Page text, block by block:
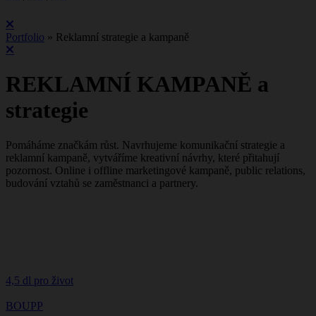
Portfolio » Reklamní strategie a kampaně
REKLAMNÍ KAMPANĚ a
strategie
Pomáháme značkám růst. Navrhujeme komunikační strategie a
reklamní kampaně, vytváříme kreativní návrhy, které přitahují
pozornost. Online i offline marketingové kampaně, public relations,
budování vztahů se zaměstnanci a partnery.
4,5 dl pro život
BOUPP